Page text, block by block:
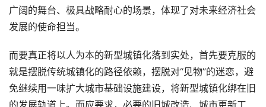
广阔的舞台、极具战略耐心的场景，体现了对未来经济社会
发展的使命担当。
而要真正将以人为本的新型城镇化落到实处，首先要克服的
就是摆脱传统城镇化的路径依赖，摆脱对“见物”的迷恋，避
免继续用一味扩大城市基础设施建设，将新型城镇化绑在旧